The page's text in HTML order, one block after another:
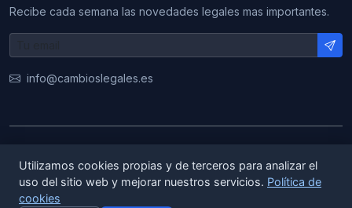
Recibe cada semana las novedades legales mas importantes.
info@cambioslegales.es
reservados.
Utilizamos cookies propias y de terceros para analizar el
uso del sitio web y mejorar nuestros servicios. Política de
cookies